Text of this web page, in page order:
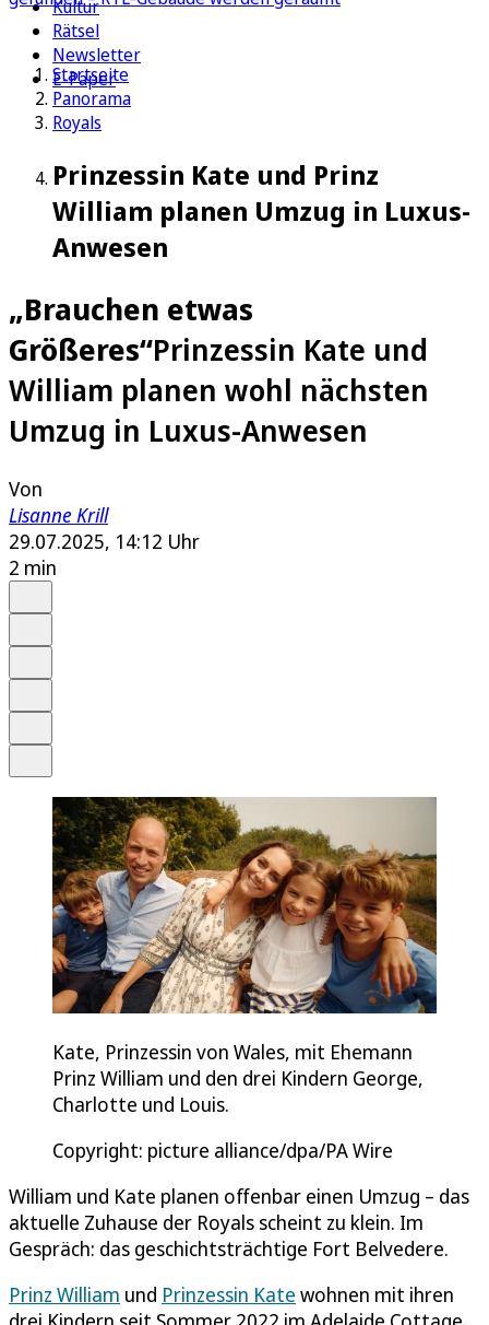
Kultur
Rätsel
Newsletter
E-Paper
Startseite
Panorama
Royals
Prinzessin Kate und Prinz
William planen Umzug in Luxus-
Anwesen
„Brauchen etwas
Größeres“Prinzessin Kate und
William planen wohl nächsten
Umzug in Luxus-Anwesen
Von
Lisanne Krill
29.07.2025, 14:12 Uhr
2 min
Kate, Prinzessin von Wales, mit Ehemann
Prinz William und den drei Kindern George,
Charlotte und Louis.
Copyright: picture alliance/dpa/PA Wire
William und Kate planen offenbar einen Umzug – das
aktuelle Zuhause der Royals scheint zu klein. Im
Gespräch: das geschichtsträchtige Fort Belvedere.
Prinz William und Prinzessin Kate wohnen mit ihren